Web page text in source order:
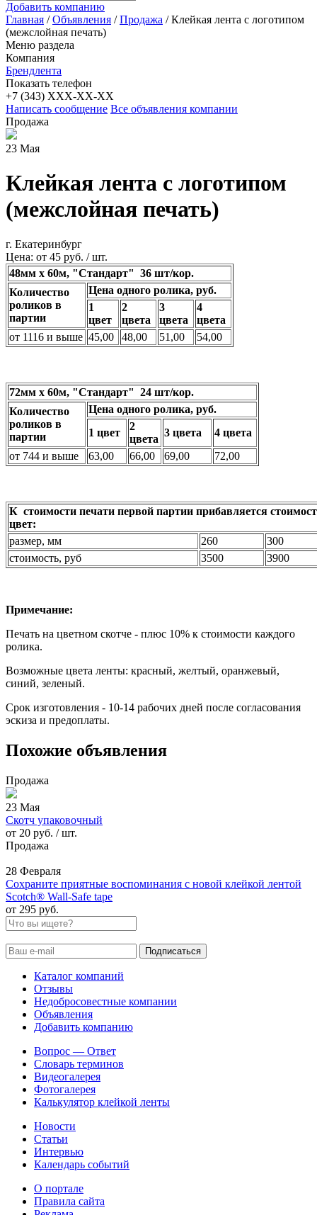
Добавить компанию
Главная / Объявления / Продажа / Клейкая лента с логотипом
(межслойная печать)
Меню раздела
Компания
Брендлента
Показать телефон
+7 (343) XXX-XX-XX
Написать сообщение Все объявления компании
Продажа
23 Мая
Клейкая лента с логотипом
(межслойная печать)
г. Екатеринбург
Цена: от 45 руб. / шт.
48мм х 60м, "Стандарт" 36 шт/кор.
Количество
роликов в
партии
Цена одного ролика, руб.
1
цвет
2
цвета
3
цвета
4
цвета
от 1116 и выше 45,00 48,00 51,00 54,00
72мм х 60м, "Стандарт" 24 шт/кор.
Количество
роликов в
партии
Цена одного ролика, руб.
1 цвет
2
цвета
3 цвета
4 цвета
от 744 и выше
63,00 66,00 69,00 72,00
К стоимости печати первой партии прибавляется
цвет:
размер, мм
260
300
стоимость, руб
3500 3900
Примечание:
Печать на цветном скотче - плюс 10% к стоимости каждого
ролика.
Возможные цвета ленты: красный, желтый, оранжевый,
синий, зеленый.
Срок изготовления - 10-14 рабочих дней после согласования
эскиза и предоплаты.
Похожие объявления
Продажа
23 Мая
Скотч упаковочный
от 20 руб. / шт.
Продажа
28 Февраля
Сохраните приятные воспоминания с новой клейкой лентой
Scotch® Wall-Safe tape
от 295 руб.
Каталог компаний
Отзывы
Недобросовестные компании
Объявления
Добавить компанию
Вопрос — Ответ
Словарь терминов
Видеогалерея
Фотогалерея
Калькулятор клейкой ленты
Новости
Статьи
Интервью
Календарь событий
О портале
Правила сайта